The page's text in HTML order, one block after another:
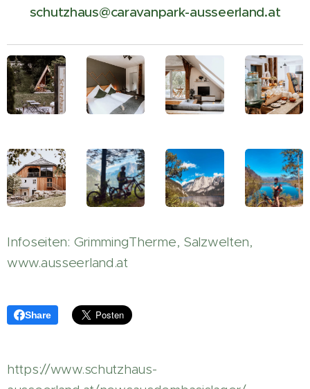
schutzhaus@caravanpark-ausseerland.at
Infoseiten: GrimmingTherme, Salzwelten,
www.ausseerland.at
Share
https://www.schutzhaus-